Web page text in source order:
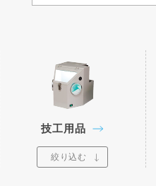
技工用品
絞り込む